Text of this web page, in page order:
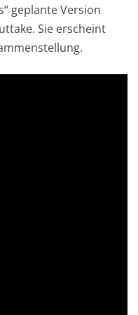
geplante Version
Sie erscheint